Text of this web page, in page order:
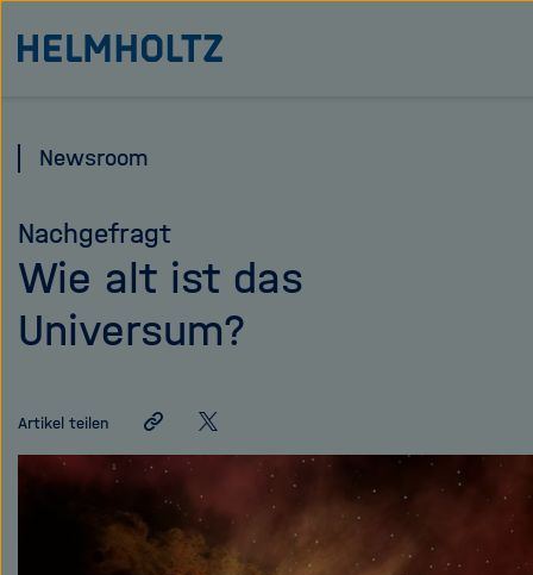
zum
Zu Startseite der Helmholtz Forschungsgemeinschaft
Newsroom
Nachgefragt
Wie alt ist das
Universum?
Artikel teilen
Link
teilen
Auf
X
teilen